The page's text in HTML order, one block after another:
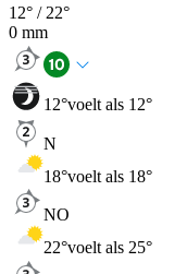
12° / 22°
0 mm
12°voelt als 12°
N
18°voelt als 18°
NO
22°voelt als 25°